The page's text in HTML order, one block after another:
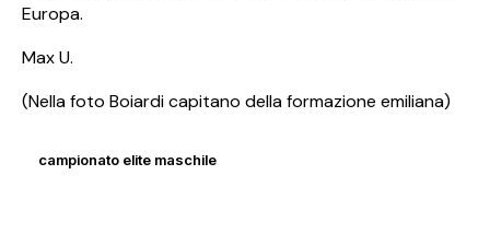
Europa.
Max U.
(Nella foto Boiardi capitano della formazione emiliana)
campionato elite maschile